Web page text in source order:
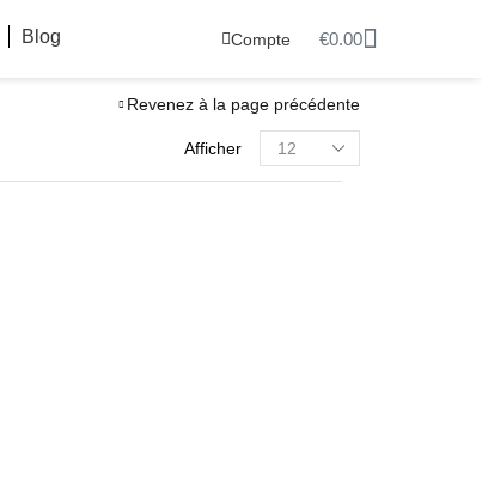
Blog Compte €0.00
Revenez à la page précédente
Afficher